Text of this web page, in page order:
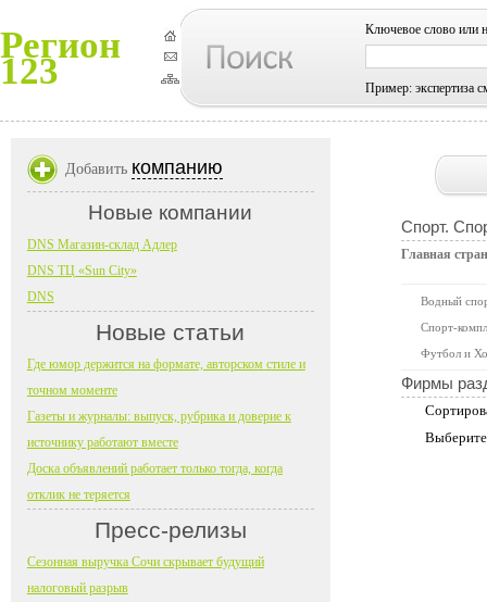
Регион
123
Ключевое слово или
Пример: экспертиза
Спорт.
Главная
Водный
Спорт-
Футбол и
Фирмы
Добавить компанию
Новые компании
DNS Магазин-склад Адлер
DNS ТЦ «Sun City»
DNS
Новые статьи
Где юмор держится на формате, авторском стиле и
точном моменте
Газеты и журналы: выпуск, рубрика и доверие к
источнику работают вместе
Доска объявлений работает только тогда, когда
отклик не теряется
Пресс-релизы
Сезонная выручка Сочи скрывает будущий
налоговый разрыв